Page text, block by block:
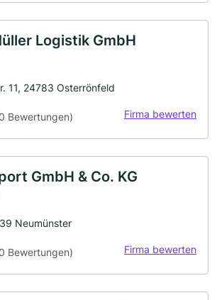
Logistik GmbH
11, 24783 Osterrönfeld
Bewertungen) Firma bewerten
GmbH & Co. KG
Neumünster
Bewertungen) Firma bewerten